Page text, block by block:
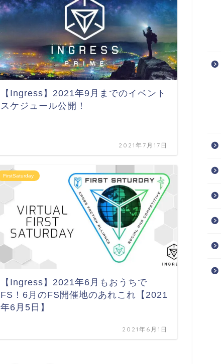
【Ingress】2021年9月までのイベント
スケジュール公開！
2021年7月17日
FirstSaturday
【Ingress】2021年6月もおうちで
FS！6月のFS開催地のあれこれ【2021
年6月5日】
2021年6月1日